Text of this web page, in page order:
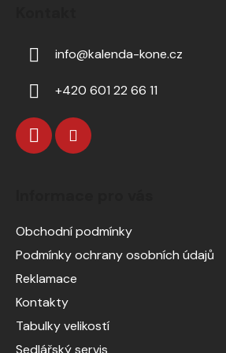
info@kalenda-kone.cz
+420 601 22 66 11
Obchodní podmínky
Podmínky ochrany osobních údajů
Reklamace
Kontakty
Tabulky velikostí
Sedlářský servis